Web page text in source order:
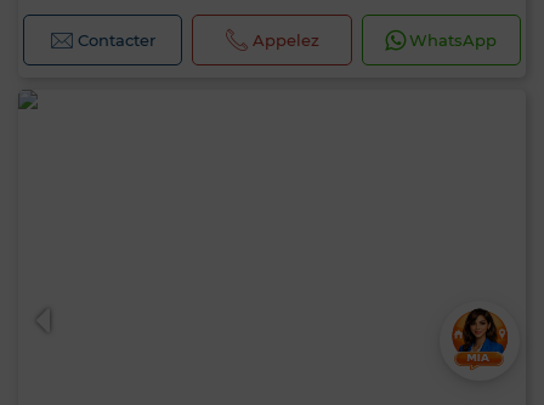
Contacter Appelez WhatsApp